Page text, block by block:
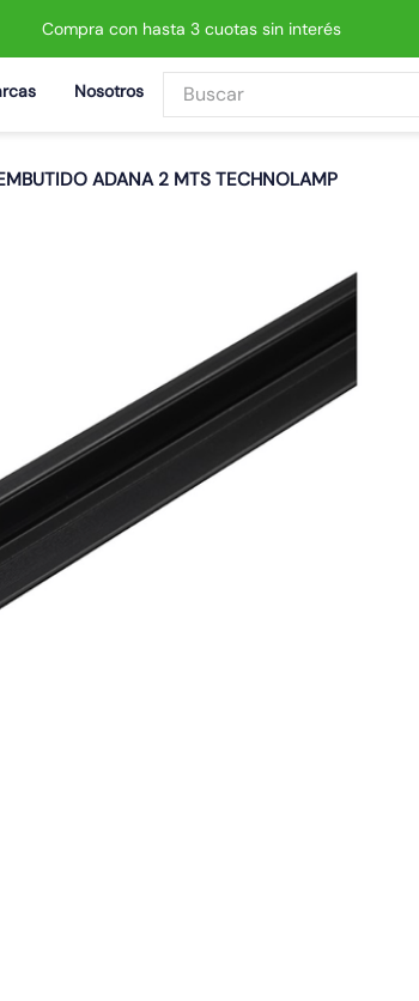
Compra con hasta 3 cuotas sin interés
Nosotros Buscar
ADANA 2 MTS TECHNOLAMP